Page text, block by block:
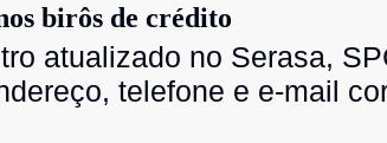
birôs de crédito
atualizado no Serasa,
telefone e e-mail